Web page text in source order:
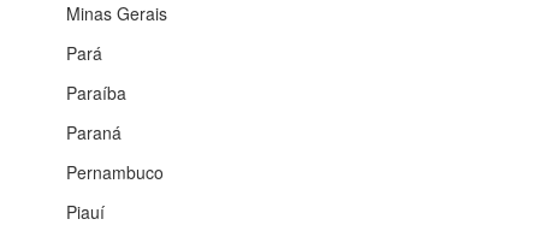
Minas Gerais
Pará
Paraíba
Paraná
Pernambuco
Piauí